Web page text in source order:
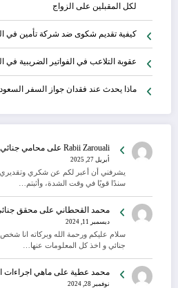
لكل المقبلين على الزواج
كيفية تقديم شكوى ضد شركة تأمين في
عقوبة التلاعب في الفواتير الضريبية في
ماذا يحدث عند فقدان جواز السفر
Rabii Zarouali على محامي
أبريل 27, 2025
يشرفني أن أعبر لكم عن شكري وتقديري
سندًا قويًا في وقت الشدة، وأثبتم…
محمد القحطاني على محقق
ديسمبر 11, 2024
سلام عليكم ورحمة الله وبركاته انا
جنائي و اخذ كل المعلومات عنها…
محمد عطية على ماهي اجراءات
نوفمبر 28, 2024